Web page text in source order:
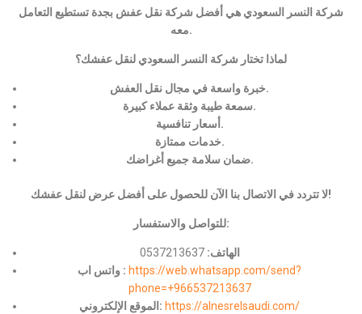
شركة النسر السعودي هي أفضل شركة نقل عفش بجدة تستطيع التعامل
معه.
لماذا تختار شركة النسر السعودي لنقل عفشك؟
خبرة واسعة في مجال نقل العفش.
سمعة طيبة وثقة عملاء كبيرة.
أسعار تنافسية.
خدمات ممتازة.
ضمان سلامة جميع أغراضك.
لا تتردد في الاتصال بنا الآن للحصول على أفضل عرض لنقل عفشك!
للتواصل والاستفسار:
الهاتف: 0537213637
واتس اب : https://web.whatsapp.com/send?
phone=+966537213637
الموقع الإلكتروني: https://alnesrelsaudi.com/